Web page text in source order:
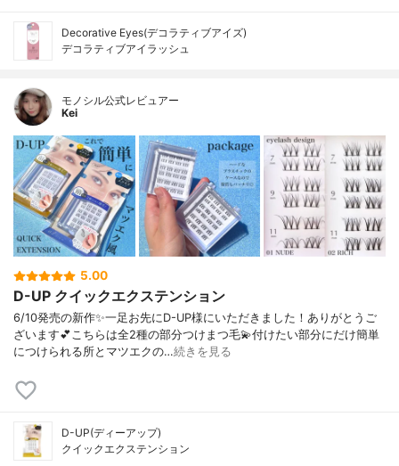
Decorative Eyes(デコラティブアイズ)
デコラティブアイラッシュ
モノシル公式レビュアー
Kei
5.00
D-UP クイックエクステンション
6/10発売の新作✨一足お先にD-UP様にいただきました！ありがとうご
ざいます💕こちらは全2種の部分つけまつ毛💫付けたい部分にだけ簡単
につけられる所とマツエクの…続きを見る
D-UP(ディーアップ)
クイックエクステンション